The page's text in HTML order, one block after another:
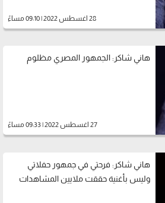
28 اغسطس 2022 | 09:10 مساءً
هاني شاكر: الجمهور المصري مظلوم
27 اغسطس 2022 | 09:33 مساءً
هاني شاكر: فرحتي في جمهور حفلاتي
وليس بأغنية حققت ملايين المشاهدات